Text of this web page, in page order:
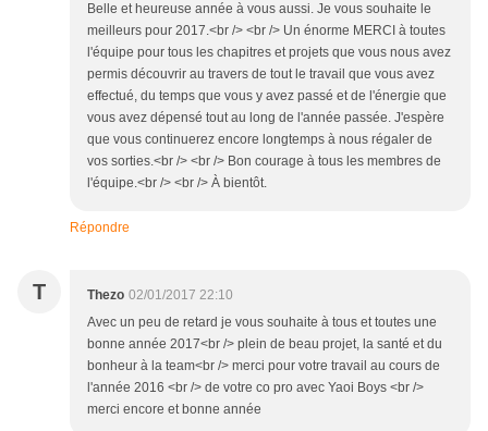
Belle et heureuse année à vous aussi. Je vous souhaite le
meilleurs pour 2017.<br /> <br /> Un énorme MERCI à toutes
l'équipe pour tous les chapitres et projets que vous nous avez
permis découvrir au travers de tout le travail que vous avez
effectué, du temps que vous y avez passé et de l'énergie que
vous avez dépensé tout au long de l'année passée. J'espère
que vous continuerez encore longtemps à nous régaler de
vos sorties.<br /> <br /> Bon courage à tous les membres de
l'équipe.<br /> <br /> À bientôt.
Répondre
T Thezo 02/01/2017 22:10
Avec un peu de retard je vous souhaite à tous et toutes une
bonne année 2017<br /> plein de beau projet, la santé et du
bonheur à la team<br /> merci pour votre travail au cours de
l'année 2016 <br /> de votre co pro avec Yaoi Boys <br />
merci encore et bonne année